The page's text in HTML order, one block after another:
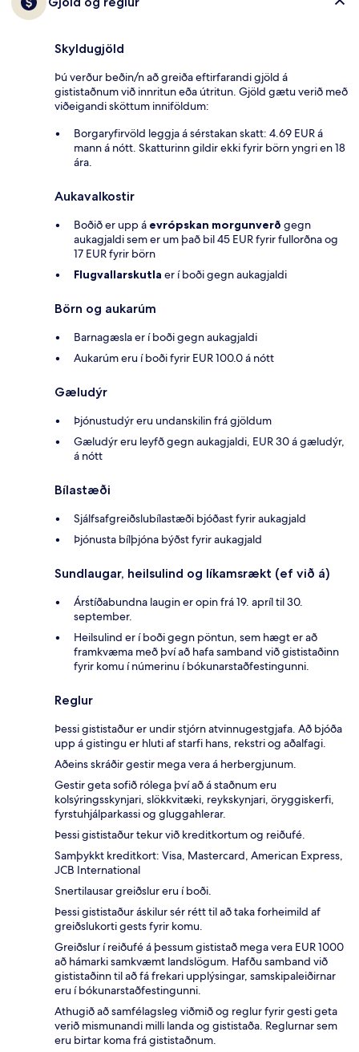
Skyldugjöld
Þú verður beðin/n að greiða eftirfarandi gjöld á
gististaðnum við innritun eða útritun. Gjöld gætu verið með
viðeigandi sköttum inniföldum:
Borgaryfirvöld leggja á sérstakan skatt: 4.69 EUR á
mann á nótt. Skatturinn gildir ekki fyrir börn yngri en 18
ára.
Aukavalkostir
Boðið er upp á evrópskan morgunverð gegn
aukagjaldi sem er um það bil 45 EUR fyrir fullorðna og
17 EUR fyrir börn
Flugvallarskutla er í boði gegn aukagjaldi
Börn og aukarúm
Barnagæsla er í boði gegn aukagjaldi
Aukarúm eru í boði fyrir EUR 100.0 á nótt
Gæludýr
Þjónustudýr eru undanskilin frá gjöldum
Gæludýr eru leyfð gegn aukagjaldi, EUR 30 á gæludýr,
á nótt
Bílastæði
Sjálfsafgreiðslubílastæði bjóðast fyrir aukagjald
Þjónusta bílþjóna býðst fyrir aukagjald
Sundlaugar, heilsulind og líkamsrækt (ef við á)
Árstíðabundna laugin er opin frá 19. apríl til 30.
september.
Heilsulind er í boði gegn pöntun, sem hægt er að
framkvæma með því að hafa samband við gististaðinn
fyrir komu í númerinu í bókunarstaðfestingunni.
Reglur
Þessi gististaður er undir stjórn atvinnugestgjafa. Að bjóða
upp á gistingu er hluti af starfi hans, rekstri og aðalfagi.
Aðeins skráðir gestir mega vera á herbergjunum.
Gestir geta sofið rólega því að á staðnum eru
kolsýringsskynjari, slökkvitæki, reykskynjari, öryggiskerfi,
fyrstuhjálparkassi og gluggahlerar.
Þessi gististaður tekur við kreditkortum og reiðufé.
Samþykkt kreditkort: Visa, Mastercard, American Express,
JCB International
Snertilausar greiðslur eru í boði.
Þessi gististaður áskilur sér rétt til að taka forheimild af
greiðslukorti gests fyrir komu.
Greiðslur í reiðufé á þessum gististað mega vera EUR 1000
að hámarki samkvæmt landslögum. Hafðu samband við
gististaðinn til að fá frekari upplýsingar, samskipaleiðirnar
eru í bókunarstaðfestingunni.
Athugið að samfélagsleg viðmið og reglur fyrir gesti geta
verið mismunandi milli landa og gististaða. Reglurnar sem
eru birtar koma frá gististaðnum.